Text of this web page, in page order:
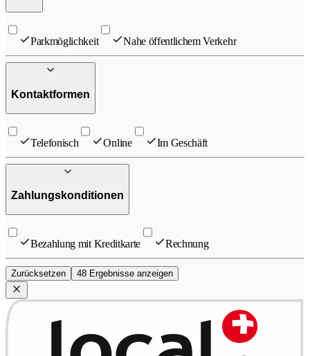
Parkmöglichkeit Nahe öffentlichem Verkehr
Kontaktformen
Telefonisch Online Im Geschäft
Zahlungskonditionen
Bezahlung mit Kreditkarte Rechnung
Zurücksetzen 48 Ergebnisse anzeigen